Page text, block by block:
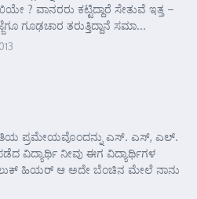
? ವಾನರರು ಕಟ್ಟಿದ್ದಾರೆ ಸೇತುವೆ ಇತ್ತ –
ಗೂಢಚಾರ ತರುತ್ತಿದ್ದಾನೆ ಸಮಾ...
ಪ್ರಮೇಯವೊಂದನ್ನು ಎಸ್. ಎಸ್, ಎಲ್.
ವಿದ್ಯಾರ್ಥಿ ನೀವು ಈಗ ವಿದ್ಯಾರ್ಥಿಗಳ
: ಲುಕ್ ಹಿಯರ್ ಆ ಅದೇ ಬೆಂಚಿನ ಮೇಲೆ ನಾನು